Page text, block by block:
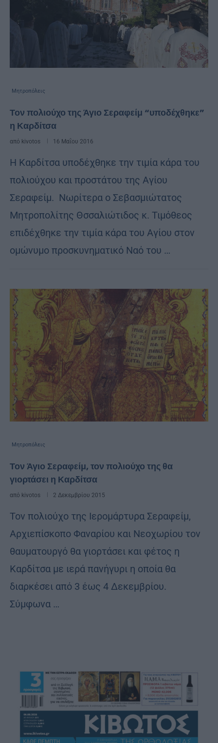
Μητροπόλεις
Τον πολιούχο της Άγιο Σεραφείμ “υποδέχθηκε”
η Καρδίτσα
από kivotos 16 Μαΐου 2016
Η Καρδίτσα υποδέχθηκε την τιμία κάρα του
πολιούχου και προστάτου της Αγίου
Σεραφείμ. Νωρίτερα ο Σεβασμιώτατος
Μητροπολίτης Θσσαλιώτιδος κ. Τιμόθεος
επιδέχθηκε την τιμία κάρα του Αγίου στον
ομώνυμο προσκυνηματικό Ναό του …
Μητροπόλεις
Τον Άγιο Σεραφείμ, τον πολιούχο της θα
γιορτάσει η Καρδίτσα
από kivotos 2 Δεκεμβρίου 2015
Τον πολιούχο της Ιερομάρτυρα Σεραφείμ,
Αρχιεπίσκοπο Φαναρίου και Νεοχωρίου τον
θαυματουργό θα γιορτάσει και φέτος η
Καρδίτσα με ιερά πανήγυρι η οποία θα
διαρκέσει από 3 έως 4 Δεκεμβρίου.
Σύμφωνα …